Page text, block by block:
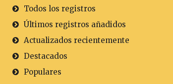
Todos los registros
Últimos registros añadidos
Actualizados recientemente
Destacados
Populares